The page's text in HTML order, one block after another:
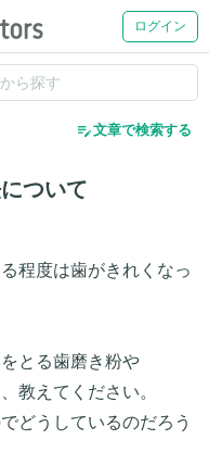
ログイン
edit_note文章で検索する
ついて
程度は歯がきれくなっ
とる歯磨き粉や
教えてください。
どうしているのだろう